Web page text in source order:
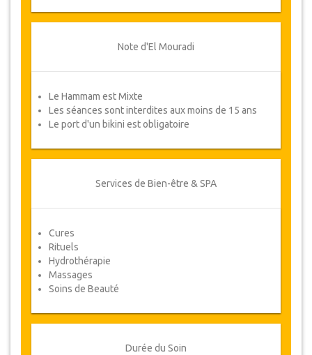
NOTE
besoin de modifier les termes de l'accord en
raison de Force Majeure. Dans de tels cas, les
ou un remboursement complet.
Voucher
Une fois votre paiement effectué, vous serez
vos informations de réservation et vous recevrez
automatiquement votre Voucher.
Note d'El Mouradi
Le Hammam est Mixte
Les séances sont interdites aux moins de 15 ans
Le port d'un bikini est obligatoire
Services de Bien-être & SPA
Cures
Rituels
Hydrothérapie
Massages
Soins de Beauté
Durée du Soin